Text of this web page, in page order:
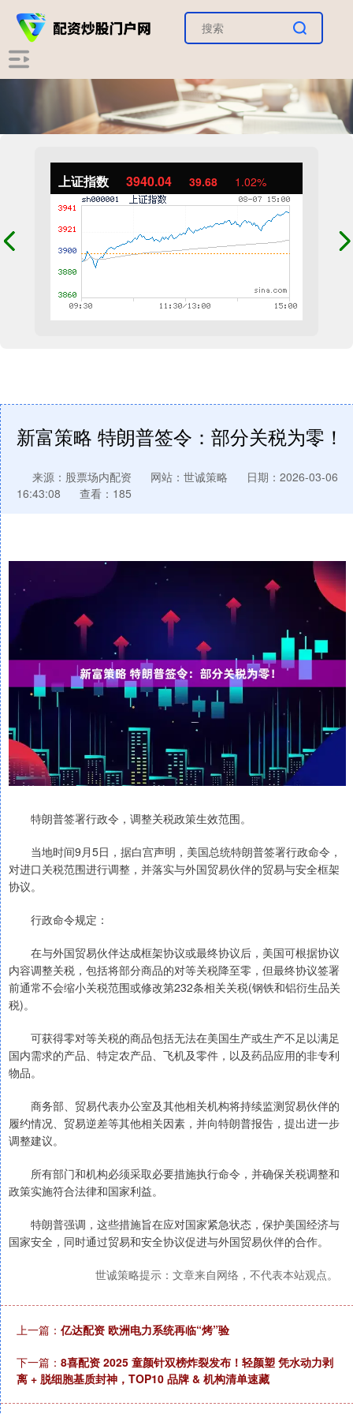
上证指数 3940.04 39.68 1.02%
新富策略 特朗普签令：部分关税为零！
来源：股票场内配资 网站：世诚策略
日期：2026-03-06
16:43:08
查看：185
特朗普签署行政令，调整关税政策生效范围。
当地时间9月5日，据白宫声明，美国总统特朗普签署行政命令，
对进口关税范围进行调整，并落实与外国贸易伙伴的贸易与安全框架
协议。
行政命令规定：
在与外国贸易伙伴达成框架协议或最终协议后，美国可根据协议
内容调整关税，包括将部分商品的对等关税降至零，但最终协议签署
前通常不会缩小关税范围或修改第232条相关关税(钢铁和铝衍生品关
税)。
可获得零对等关税的商品包括无法在美国生产或生产不足以满足
国内需求的产品、特定农产品、飞机及零件，以及药品应用的非专利
物品。
商务部、贸易代表办公室及其他相关机构将持续监测贸易伙伴的
履约情况、贸易逆差等其他相关因素，并向特朗普报告，提出进一步
调整建议。
所有部门和机构必须采取必要措施执行命令，并确保关税调整和
政策实施符合法律和国家利益。
特朗普强调，这些措施旨在应对国家紧急状态，保护美国经济与
国家安全，同时通过贸易和安全协议促进与外国贸易伙伴的合作。
世诚策略提示：文章来自网络，不代表本站观点。
上一篇： 亿达配资 欧洲电力系统再临“烤”验
下一篇： 8喜配资 2025 童颜针双榜炸裂发布！轻颜塑 凭水动力剥
离 + 脱细胞基质封神，TOP10 品牌 & 机构清单速藏